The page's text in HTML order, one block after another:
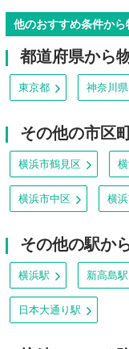
他のおすすめ条件から
都道府県から
東京都 神奈川県
その他の市区
横浜市鶴見区
横浜市中区 横
その他の駅か
横浜駅 新高島駅
日本大通り駅